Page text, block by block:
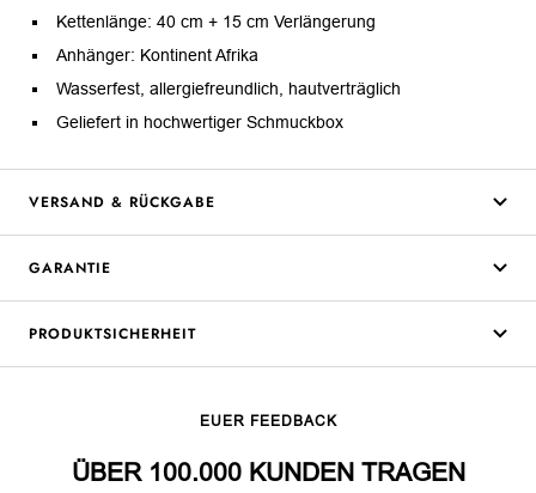
Kettenlänge: 40 cm + 15 cm Verlängerung
Anhänger: Kontinent Afrika
Wasserfest, allergiefreundlich, hautverträglich
Geliefert in hochwertiger Schmuckbox
VERSAND & RÜCKGABE
GARANTIE
PRODUKTSICHERHEIT
EUER FEEDBACK
ÜBER 100.000 KUNDEN TRAGEN